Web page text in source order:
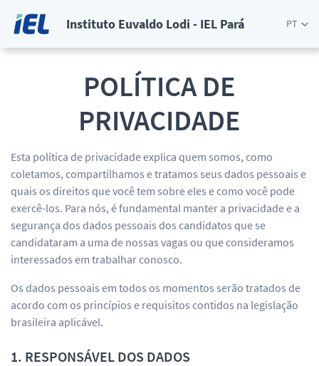
Instituto Euvaldo Lodi - IEL Pará PT
POLÍTICA DE
PRIVACIDADE
Esta política de privacidade explica quem somos, como
coletamos, compartilhamos e tratamos seus dados pessoais e
quais os direitos que você tem sobre eles e como você pode
exercê-los. Para nós, é fundamental manter a privacidade e a
segurança dos dados pessoais dos candidatos que se
candidataram a uma de nossas vagas ou que consideramos
interessados em trabalhar conosco.
Os dados pessoais em todos os momentos serão tratados de
acordo com os princípios e requisitos contidos na legislação
brasileira aplicável.
1. RESPONSÁVEL DOS DADOS